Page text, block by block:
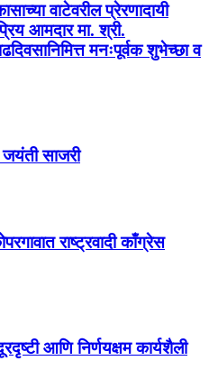
वाटेवरील प्रेरणादायी
आमदार मा. श्री.
मनःपूर्वक शुभेच्छा व
जयंती साजरी
राष्ट्रवादी काँग्रेस
आणि निर्णयक्षम कार्यशैली